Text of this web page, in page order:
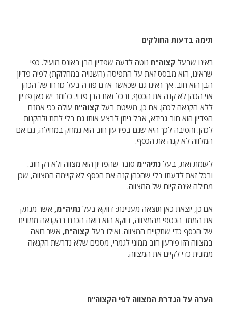
תימה בדעות החולקים
ראינו שבעל קצוה"ח נוטה לדעה שפדיון הבן באונס מועיל. כפי
שראינו, הוא מבסס זאת על התפיסה (השנויה במחלוקת) לפיה פדיון
הבן הוא חוב. אך ראינו גם שכאשר אדם פודה בעל כורחו של הכהן
אזי הכהן לא קנה את הכסף, ובכל זאת הבן פדוי. כלומר יש כאן פדיון
ללא הקנאה לכהן. אם כן, משיטת בעל קצוה"ח עולה ככי אמנם
הפדיון הוא חוב גרידא, אבל ניתן לבצע אותו גם בלי לתת ולהקנות
לכהן. והסיבה לכך היא שגם בפירעון חוב הוא נמחק במחילה, גם אם
המלווה לא קנה את הכסף.
לעומת זאת, בעל נתיה"מ סובר שהפדיון הוא מצווה ולא רק חוב.
ובכל זאת לדעתו בלי שהכהן קנה את הכסף לא קויימה המצווה, שכן
מחילה אינה קיום של המצווה.
אם כן, יוצאת כאן תוצאה מעניינת: דווקא בעל נתיה"מ, אשר מנתק
את הממד הכספי מהמצווה, דווקא הוא רואה הכרח בהקנאה ממונית
של הכסף כדי שתקויים המצווה. ואילו בעל קצוה"ח, אשר רואה
במצווה הזו פירעון חוב ממוני לגמרי, מסכים שלא נדרשת הקנאה
ממונית כדי לקיים את המצווה.
הערה על הגדרת המצווה לפי הקצוה"ח